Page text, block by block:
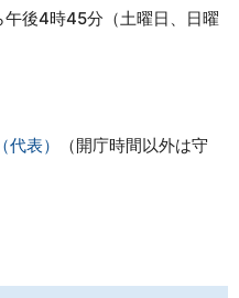
後4時45分（土曜日、日曜
（代表）
（開庁時間以外は守